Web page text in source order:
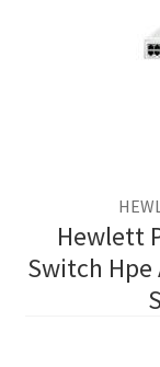
Hewlett
Switch Hpe